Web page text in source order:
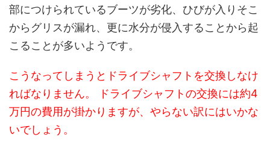
部につけられているブーツが劣化、ひびが入りそこ
からグリスが漏れ、更に水分が侵入することから起
こることが多いようです。
こうなってしまうとドライブシャフトを交換しなけ
ればなりません。 ドライブシャフトの交換には約4
万円の費用が掛かりますが、やらない訳にはいかな
いでしょう。